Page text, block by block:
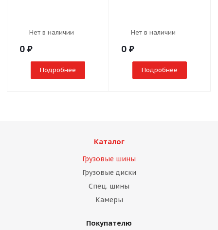
Нет в наличии
0 ₽
Подробнее
Нет в наличии
0 ₽
Подробнее
Каталог
Грузовые шины
Грузовые диски
Спец. шины
Камеры
Покупателю